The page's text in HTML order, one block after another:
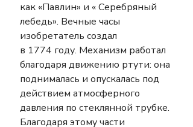
как «Павлин» и « Серебряный
лебедь». Вечные часы
изобретатель создал
в 1774 году. Механизм работал
благодаря движению ртути: она
поднималась и опускалась под
действием атмосферного
давления по стеклянной трубке.
Благодаря этому части